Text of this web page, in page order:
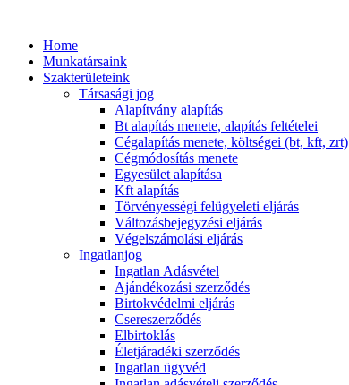
tartalomhoz
Home
Munkatársaink
Szakterületeink
Társasági jog
Alapítvány alapítás
Bt alapítás menete, alapítás feltételei
Cégalapítás menete, költségei (bt, kft, zrt)
Cégmódosítás menete
Egyesület alapítása
Kft alapítás
Törvényességi felügyeleti eljárás
Változásbejegyzési eljárás
Végelszámolási eljárás
Ingatlanjog
Ingatlan Adásvétel
Ajándékozási szerződés
Birtokvédelmi eljárás
Csereszerződés
Elbirtoklás
Életjáradéki szerződés
Ingatlan ügyvéd